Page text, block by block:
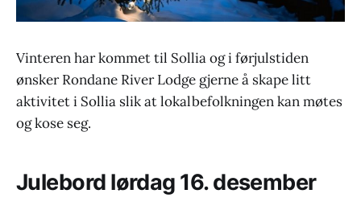
Vinteren har kommet til Sollia og i førjulstiden
ønsker Rondane River Lodge gjerne å skape litt
aktivitet i Sollia slik at lokalbefolkningen kan møtes
og kose seg.
Julebord lørdag 16. desember